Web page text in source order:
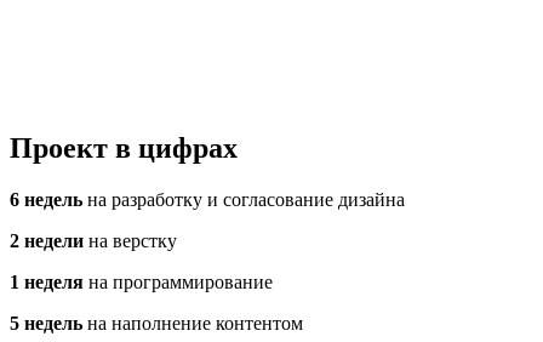
Проект в цифрах
6 недель на разработку и согласование дизайна
2 недели на верстку
1 неделя на программирование
5 недель на наполнение контентом